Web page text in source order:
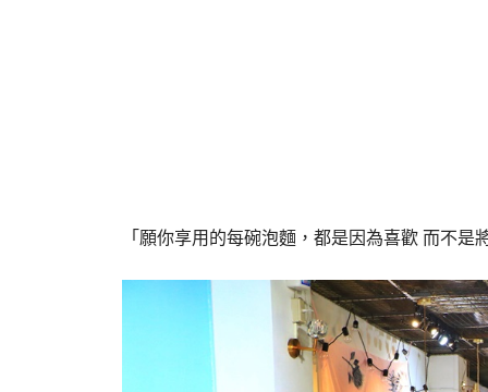
「願你享用的每碗泡麵，都是因為喜歡 而不